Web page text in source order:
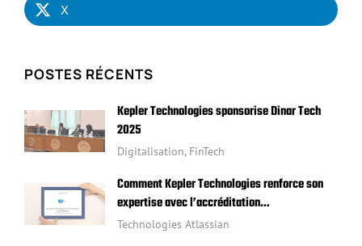
X
POSTES RÉCENTS
Kepler Technologies sponsorise Dinar Tech
2025
Digitalisation, FinTech
Comment Kepler Technologies renforce son
expertise avec l’accréditation…
Technologies Atlassian